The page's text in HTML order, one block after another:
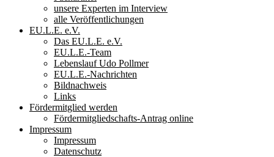
unsere Experten im Interview
alle Veröffentlichungen
EU.L.E. e.V.
Das EU.L.E. e.V.
EU.L.E.-Team
Lebenslauf Udo Pollmer
EU.L.E.-Nachrichten
Bildnachweis
Links
Fördermitglied werden
Fördermitgliedschafts-Antrag online
Impressum
Impressum
Datenschutz